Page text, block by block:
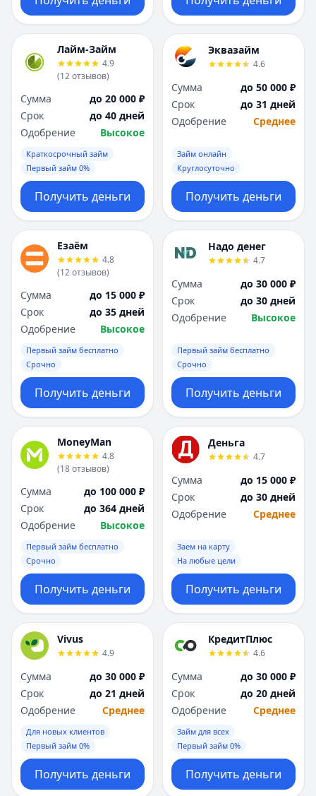
Лайм-Займ
4.9
(12отзывов)
Сумма
до 20 000 ₽
Срок
до 40 дней
Одобрение
Высокое
Краткосрочный займ
Первый займ 0%
Получить деньги
Эквазайм
4.6
Сумма
до 50 000 ₽
Срок
до 31 дней
Одобрение
Среднее
Займ онлайн
Круглосуточно
Получить деньги
Езаём
4.8
(12отзывов)
Сумма
до 15 000 ₽
Срок
до 35 дней
Одобрение
Высокое
Первый займ бесплатно
Срочно
Получить деньги
Надо денег
4.7
Сумма
до 30 000 ₽
Срок
до 30 дней
Одобрение
Высокое
Первый займ бесплатно
Срочно
Получить деньги
MoneyMan
4.8
(18отзывов)
Сумма
до 100 000 ₽
Срок
до 364 дней
Одобрение
Высокое
Первый займ бесплатно
Срочно
Получить деньги
Деньга
4.7
Сумма
до 15 000 ₽
Срок
до 30 дней
Одобрение
Среднее
Заем на карту
На любые цели
Получить деньги
Vivus
4.9
Сумма
до 30 000 ₽
Срок
до 21 дней
Одобрение
Среднее
Для новых клиентов
Первый займ 0%
Получить деньги
КредитПлюс
4.6
Сумма
до 30 000 ₽
Срок
до 20 дней
Одобрение
Среднее
Займ для всех
Первый займ 0%
Получить деньги